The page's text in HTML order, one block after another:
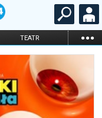
TEATR ...
STAND-UP
KARNETY